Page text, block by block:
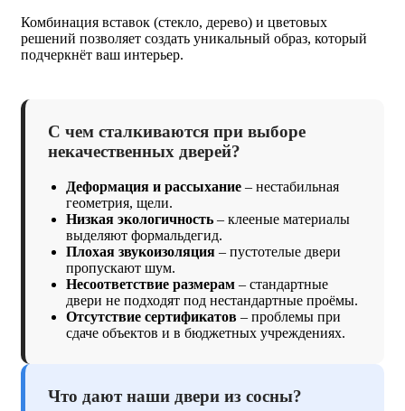
Комбинация вставок (стекло, дерево) и цветовых
решений позволяет создать уникальный образ, который
подчеркнёт ваш интерьер.
С чем сталкиваются при выборе
некачественных дверей?
Деформация и рассыхание – нестабильная
геометрия, щели.
Низкая экологичность – клееные материалы
выделяют формальдегид.
Плохая звукоизоляция – пустотелые двери
пропускают шум.
Несоответствие размерам – стандартные
двери не подходят под нестандартные проёмы.
Отсутствие сертификатов – проблемы при
сдаче объектов и в бюджетных учреждениях.
Что дают наши двери из сосны?